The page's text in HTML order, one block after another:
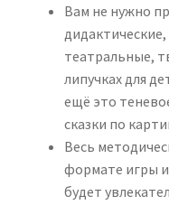
Вам не нужно
театральные,
липучках для
ещё это
сказки по
Весь
формате игры
будет